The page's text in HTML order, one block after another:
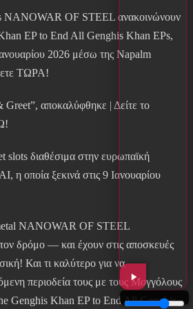
NANOWAR OF STEEL ανακοινώνουν
EP to End All Genghis Khan EPs,
2026 μέσω της Napalm
ΤΩΡΑ!
αποκαλύφθηκε | Δείτε το
slots διαθέσιμα στην ευρωπαϊκή
η οποία ξεκινά στις 9 Ιανουαρίου
NANOWAR OF STEEL
δρόμο — και έχουν στις αποσκευές
Και τι καλύτερο για να
περιοδεία τους με τους Μογγόλους
Genghis Khan EP to End All Genghis